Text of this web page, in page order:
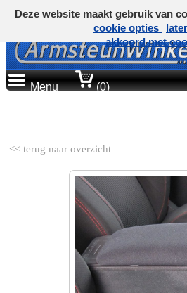
Menu (0)
<< terug naar overzicht
Deze website maakt gebruik van
cookie opties
akkoord met